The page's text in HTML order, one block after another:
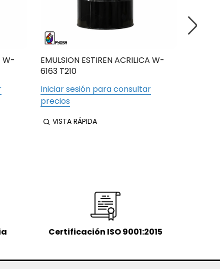
W-
EMULSION ESTIREN ACRILICA W-
6163 T210
Iniciar sesión para consultar
precios
VISTA RÁPIDA
Certificación ISO 9001:2015